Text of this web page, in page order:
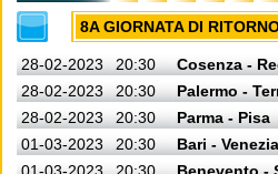
8A GIORNATA DI
28-02-2023 20:30
Cosenza -
28-02-2023
20:30
Palermo -
28-02-2023
20:30
Parma - Pisa
01-03-2023
20:30
Bari - Venezia